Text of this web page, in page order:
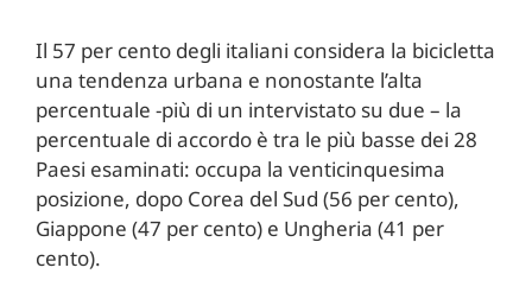
Il 57 per cento degli italiani considera la bicicletta
una tendenza urbana e nonostante l’alta
percentuale -più di un intervistato su due – la
percentuale di accordo è tra le più basse dei 28
Paesi esaminati: occupa la venticinquesima
posizione, dopo Corea del Sud (56 per cento),
Giappone (47 per cento) e Ungheria (41 per
cento).